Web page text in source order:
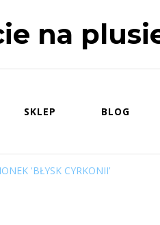
na
SKLEP BLOG
'BŁYSK CYRKONII’